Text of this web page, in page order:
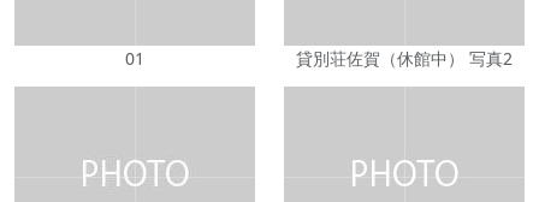
01 貸別荘佐賀（休館中） 写真2